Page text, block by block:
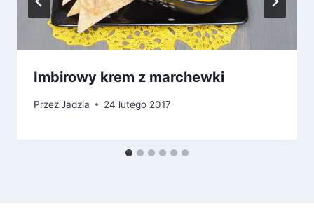
Imbirowy krem z marchewki
PrzezJadzia 24 lutego 2017